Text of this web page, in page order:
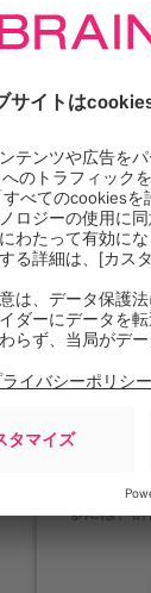
ロー
当社は
ィビティ
ンテンツ
るには、